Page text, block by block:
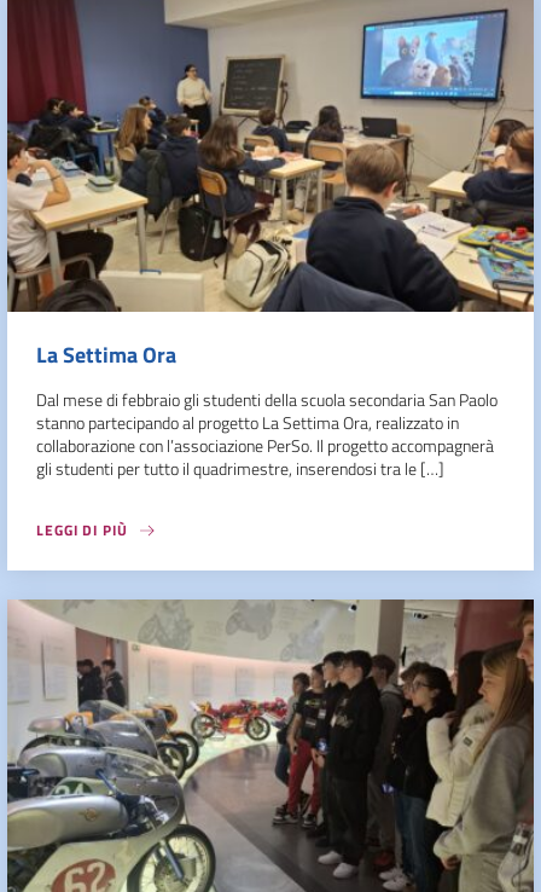
La Settima Ora
Dal mese di febbraio gli studenti della scuola secondaria San Paolo
stanno partecipando al progetto La Settima Ora, realizzato in
collaborazione con l’associazione PerSo. Il progetto accompagnerà
gli studenti per tutto il quadrimestre, inserendosi tra le […]
LEGGI DI PIÙ